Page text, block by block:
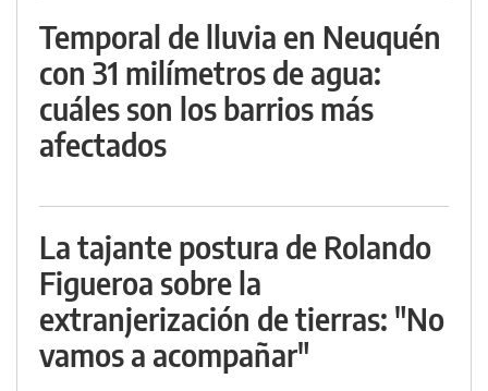
Temporal de lluvia en Neuquén
con 31 milímetros de agua:
cuáles son los barrios más
afectados
La tajante postura de Rolando
Figueroa sobre la
extranjerización de tierras: "No
vamos a acompañar"